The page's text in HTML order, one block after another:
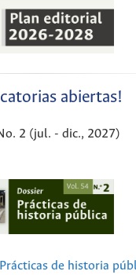
abiertas!
2 (jul. - dic., 2027)
de historia